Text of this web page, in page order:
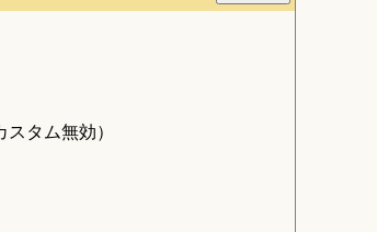
タム無効）